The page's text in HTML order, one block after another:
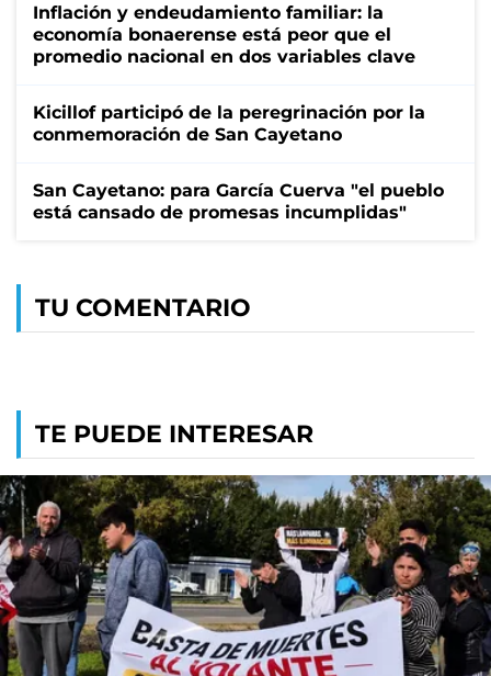
Inflación y endeudamiento familiar: la
economía bonaerense está peor que el
promedio nacional en dos variables clave
Kicillof participó de la peregrinación por la
conmemoración de San Cayetano
San Cayetano: para García Cuerva "el pueblo
está cansado de promesas incumplidas"
TU COMENTARIO
TE PUEDE INTERESAR